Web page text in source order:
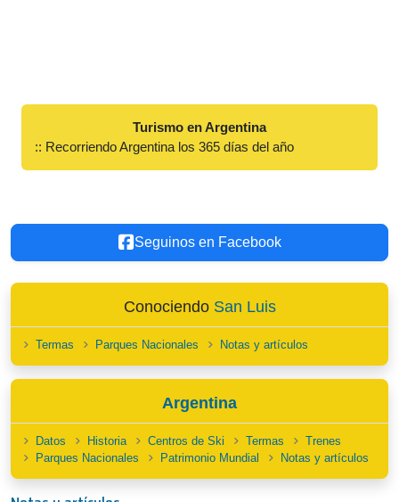
Turismo en Argentina
:: Recorriendo Argentina los 365 días del año
Seguinos en Facebook
Conociendo San Luis
Termas Parques Nacionales Notas y artículos
Argentina
Datos Historia Centros de Ski Termas
Trenes
Parques Nacionales
Patrimonio Mundial Notas y artículos